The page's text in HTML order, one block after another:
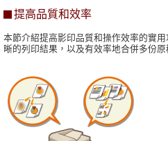
提高品質和效率
本節介紹提高影印品質和操作效率的實
晰的列印結果，以及有效率地合併多份原